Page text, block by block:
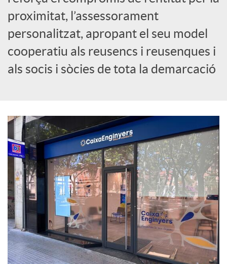
o
c
a
l
s
proximitat, l’assessorament
personalitzat, apropant el seu model
cooperatiu als reusencs i reusenques i
als socis i sòcies de tota la demarcació